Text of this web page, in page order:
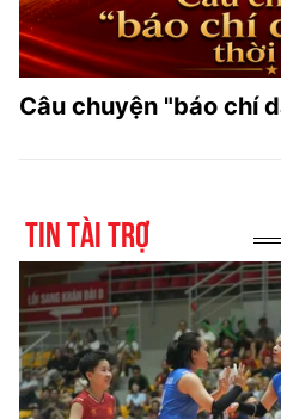
Câu chuyện "báo chí